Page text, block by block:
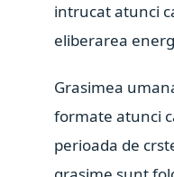
intrucat atunci
eliberarea
Grasimea
formate atunci
perioada de